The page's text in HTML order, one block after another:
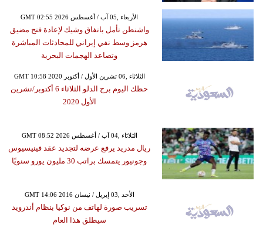
GMT 02:55 2026 الأربعاء ,05 آب / أغسطس
واشنطن تأمل باتفاق وشيك لإعادة فتح مضيق
هرمز وسط نفي إيراني للمحادثات المباشرة
وتصاعد الهجمات البحرية
GMT 10:58 2020 الثلاثاء ,06 تشرين الأول / أكتوبر
حظك اليوم برج الدلو الثلاثاء 6 أكتوبر/تشرين
الأول 2020
GMT 08:52 2026 الثلاثاء ,04 آب / أغسطس
ريال مدريد يرفع عرضه لتجديد عقد فينيسيوس
وجونيور يتمسك براتب 30 مليون يورو سنويًا
GMT 14:06 2016 الأحد ,03 إبريل / نيسان
تسريب صورة لهاتف من نوكيا بنظام أندرويد
سيطلق هذا العام